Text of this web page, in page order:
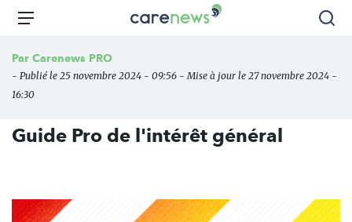
Aller
principal
Carenews,
des
l'engagement
Menu
Par Carenews PRO
- Publié le 25 novembre 2024 - 09:56 - Mise à jour le 27 novembre 2024 -
16:30
Guide Pro de l'intérêt général